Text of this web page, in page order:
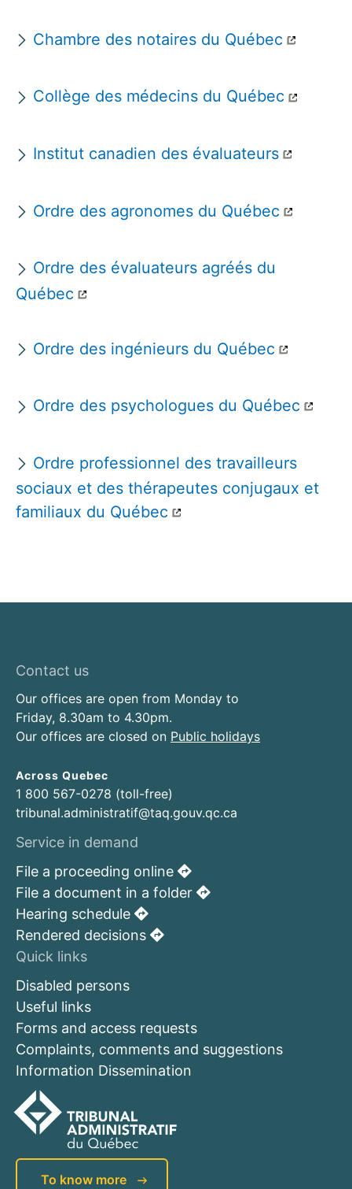
Chambre des notaires du Québec
Collège des médecins du Québec
Institut canadien des évaluateurs
Ordre des agronomes du Québec
Ordre des évaluateurs agréés du
Québec
Ordre des ingénieurs du Québec
Ordre des psychologues du Québec
Ordre professionnel des travailleurs
sociaux et des thérapeutes conjugaux et
familiaux du Québec
To know more
Contact us
Our offices are open from Monday to
Friday, 8.30am to 4.30pm.
Our offices are closed on Public holidays
Across Quebec
1 800 567-0278 (toll-free)
tribunal.administratif@taq.gouv.qc.ca
Service in demand
File a proceeding online
File a document in a folder
Hearing schedule
Rendered decisions
Quick links
Disabled persons
Useful links
Forms and access requests
Complaints, comments and suggestions
Information Dissemination